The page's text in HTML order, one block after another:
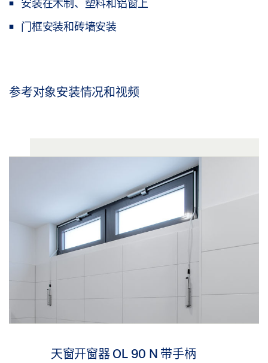
安装在木制、塑料和铝窗上
门框安装和砖墙安装
参考对象安装情况和视频
天窗开窗器 OL 90 N 带手柄